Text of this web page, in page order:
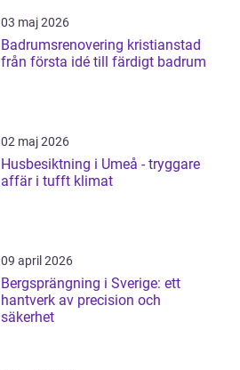
03 maj 2026
Badrumsrenovering kristianstad
från första idé till färdigt badrum
02 maj 2026
Husbesiktning i Umeå - tryggare
affär i tufft klimat
09 april 2026
Bergsprängning i Sverige: ett
hantverk av precision och
säkerhet